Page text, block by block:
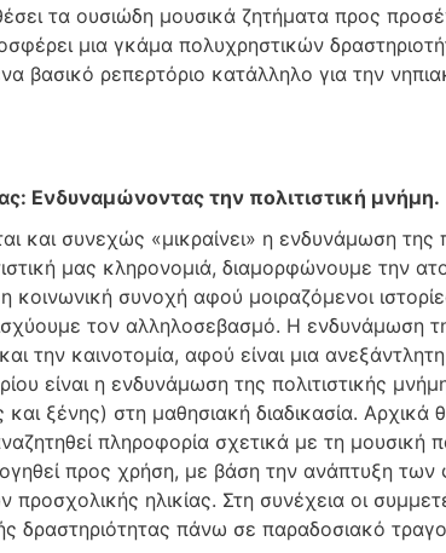
τα ουσιώδη μουσικά ζητήματα προς
μια γκάμα πολυχρηστικών
βασικό ρεπερτόριο κατάλληλο για την
Ενδυναμώνοντας την πολιτιστική μνήμη.
συνεχώς «μικραίνει» η ενδυνάμωση της
μας κληρονομιά, διαμορφώνουμε την
συνοχή αφού μοιραζόμενοι
τον αλληλοσεβασμό. Η ενδυνάμωση
την καινοτομία, αφού είναι μια
είναι η ενδυνάμωση της πολιτιστικής
ξένης) στη μαθησιακή διαδικασία. Αρχικά
πληροφορία σχετικά με τη μουσική
προς χρήση, με βάση την ανάπτυξη των
ηλικίας. Στη συνέχεια οι
δραστηριότητας πάνω σε παραδοσιακό